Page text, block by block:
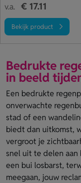
v.a. € 17.11
Bekijk product
Bedrukte
in beeld
Een bedrukte
onverwachte
stad of een
biedt dan uitkomst,
vergroot je
snel uit te delen
een bui losbarst,
meegaan, jouw